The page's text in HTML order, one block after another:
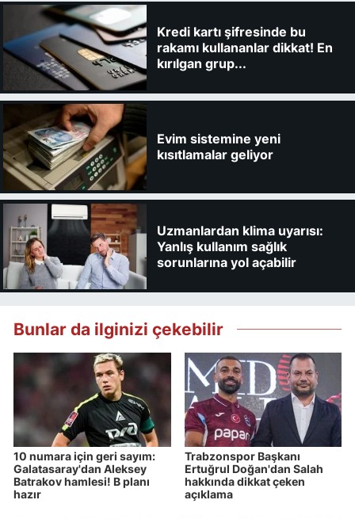
Kredi kartı şifresinde bu
rakamı kullananlar dikkat! En
kırılgan grup...
Evim sistemine yeni
kısıtlamalar geliyor
Uzmanlardan klima uyarısı:
Yanlış kullanım sağlık
sorunlarına yol açabilir
Bunlar da ilginizi çekebilir
10 numara için geri sayım:
Galatasaray'dan Aleksey
Batrakov hamlesi! B planı
hazır
Trabzonspor Başkanı
Ertuğrul Doğan'dan Salah
hakkında dikkat çeken
açıklama